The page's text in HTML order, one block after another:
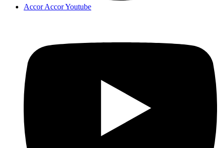
Accor Accor Youtube